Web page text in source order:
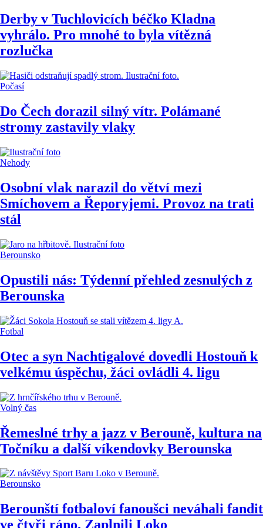
Derby v Tuchlovicích béčko Kladna
vyhrálo. Pro mnohé to byla vítězná
rozlučka
Počasí
Do Čech dorazil silný vítr. Polámané
stromy zastavily vlaky
Nehody
Osobní vlak narazil do větví mezi
Smíchovem a Řeporyjemi. Provoz na trati
stál
Berounsko
Opustili nás: Týdenní přehled zesnulých z
Berounska
Fotbal
Otec a syn Nachtigalové dovedli Hostouň k
velkému úspěchu, žáci ovládli 4. ligu
Volný čas
Řemeslné trhy a jazz v Berouně, kultura na
Točníku a další víkendovky Berounska
Berounsko
Berounští fotbaloví fanoušci neváhali fandit
ve čtyři ráno. Zaplnili Loko